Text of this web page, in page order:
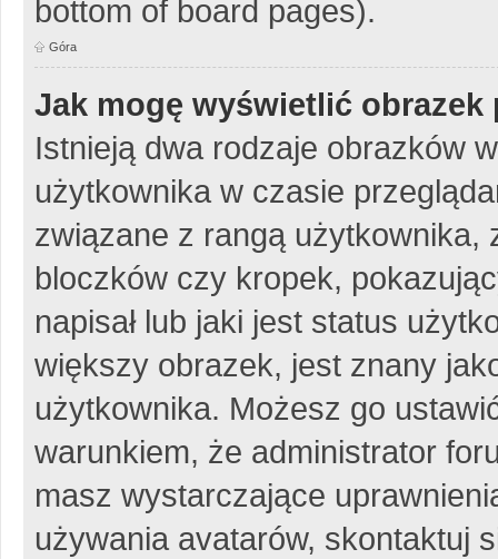
bottom of board pages).
Góra
Jak mogę wyświetlić
Istnieją dwa rodzaje obrazków
użytkownika w czasie
związane z rangą użytkownika,
bloczków czy kropek,
napisał lub jaki jest status
większy obrazek, jest znany
użytkownika. Możesz go
warunkiem, że administrator
masz wystarczające
używania avatarów, skontaktuj